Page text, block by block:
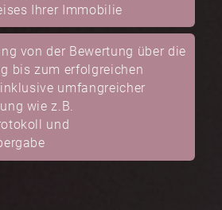
Ihrer Immobilie
von der Bewertung über die
bis zum erfolgreichen
umfangreicher
wie z.B.
und